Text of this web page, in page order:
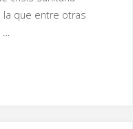
la que entre otras
…